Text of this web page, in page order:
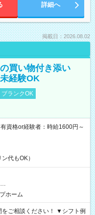
詳細へ
掲載日：2026.08.02
買い物付き添い
経験OK
ブランクOK
資格or経験者：時給1600円～
代もOK）
…
ホーム
ください！ ▼シフト例